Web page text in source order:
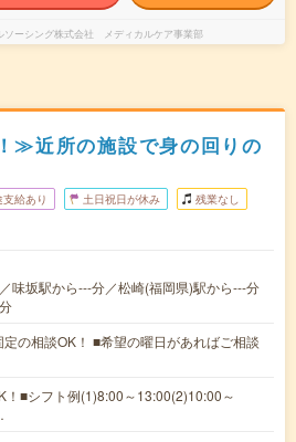
ソーシング株式会社 メディカルケア事業部
≫近所の施設で身の回りの
給あり 土日祝日が休み 残業なし
味坂駅から---分／松崎(福岡県)駅から---分
の相談OK！ ■希望の曜日があればご相談
！■シフト例(1)8:00～13:00(2)10:00～